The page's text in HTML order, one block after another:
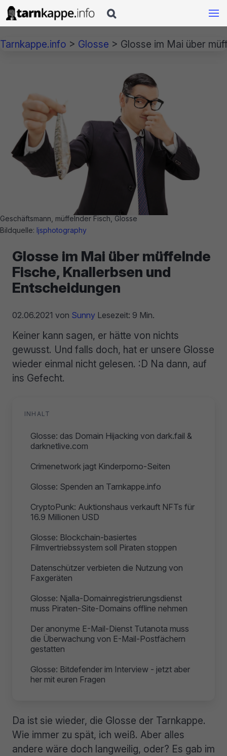

Tarnkappe.info > Glosse > Glosse im Mai über
Geschäftsmann, müffelnder Fisch, Glosse
Bildquelle: ljsphotography
Glosse im Mai über müffelnde
Fische, Knallerbsen und
Entscheidungen
02.06.2021 von Sunny Lesezeit: 9 Min.
Keiner kann sagen, er hätte von nichts
gewusst. Und falls doch, hat er unsere Glosse
wieder einmal nicht gelesen. :D Na dann, auf
ins Gefecht.
INHALT
Glosse: das Domain Hijacking von dark.fail &
darknetlive.com
Crimenetwork jagt Kinderporno-Seiten
Glosse: Spenden an Tarnkappe.info
CryptoPunk: Auktionshaus verkauft NFTs für
16.9 Millionen USD
Glosse: Blockchain-basiertes
Filmvertriebssystem soll Piraten stoppen
Datenschützer verbieten die Nutzung von
Faxgeräten
Glosse: Njalla-Domainregistrierungsdienst
muss Piraten-Site-Domains offline nehmen
Der anonyme E-Mail-Dienst Tutanota muss
die Überwachung von E-Mail-Postfächern
gestatten
Glosse: Bitdefender im Interview - jetzt aber
her mit euren Fragen
Da ist sie wieder, die Glosse der Tarnkappe.
Wie immer zu spät, ich weiß. Aber alles
andere wäre doch langweilig, oder? Es gab im